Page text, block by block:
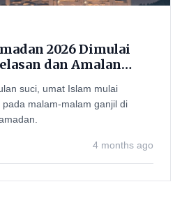
2026 Dimulai
dan Amalan
suci, umat Islam mulai
malam-malam ganjil di
4 months ago